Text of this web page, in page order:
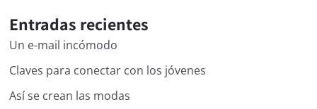
Entradas recientes
Un e-mail incómodo
Claves para conectar con los jóvenes
Así se crean las modas